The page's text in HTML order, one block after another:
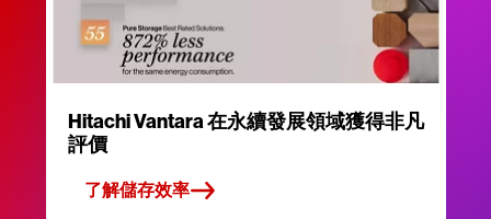
Hitachi Vantara 在永續發展領域獲得非凡
評價
了解儲存效率